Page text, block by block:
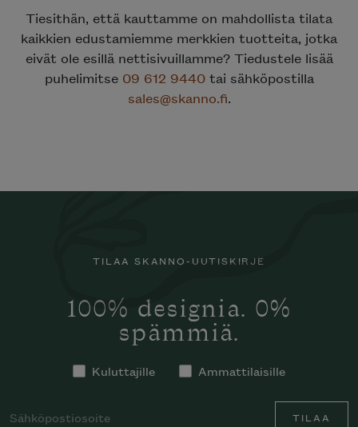
Tiesithän, että kauttamme on mahdollista tilata
kaikkien edustamiemme merkkien tuotteita, jotka
eivät ole esillä nettisivuillamme? Tiedustele lisää
puhelimitse 09 612 9440tai sähköpostilla
sales@skanno.fi.
TILAA SKANNO-UUTISKIRJE
100% designia. 0%
spämmiä.
Kuluttajille Ammattilaisille
TILAA